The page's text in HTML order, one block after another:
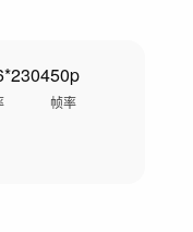
50p
帧率